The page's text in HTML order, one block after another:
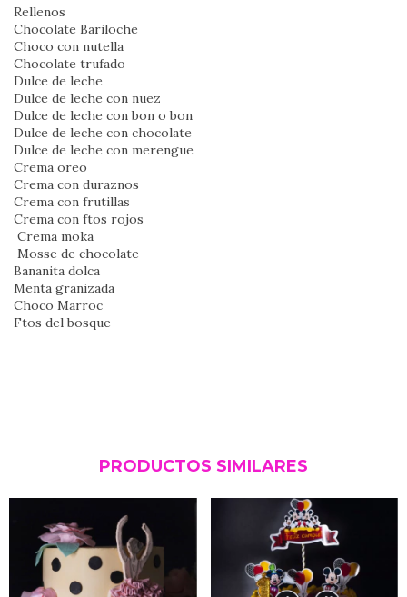
Rellenos
Chocolate Bariloche
Choco con nutella
Chocolate trufado
Dulce de leche
Dulce de leche con nuez
Dulce de leche con bon o bon
Dulce de leche con chocolate
Dulce de leche con merengue
Crema oreo
Crema con duraznos
Crema con frutillas
Crema con ftos rojos
Crema moka
Mosse de chocolate
Bananita dolca
Menta granizada
Choco Marroc
Ftos del bosque
PRODUCTOS SIMILARES